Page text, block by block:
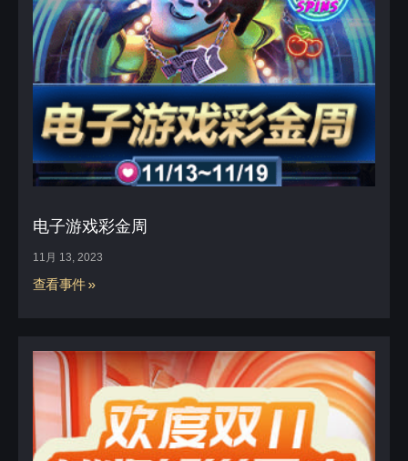
电子游戏彩金周
11月 13, 2023
查看事件 »